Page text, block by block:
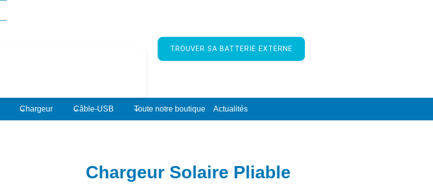
TROUVER SA BATTERIE EXTERNE
Chargeur Câble-USB Toute notre boutique Actualités
Chargeur Solaire Pliable